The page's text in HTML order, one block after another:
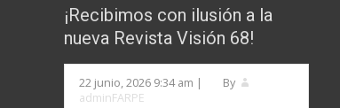
¡Recibimos con ilusión a la
nueva Revista Visión 68!
22 junio, 2026 9:34 am |
By
adminFARPE